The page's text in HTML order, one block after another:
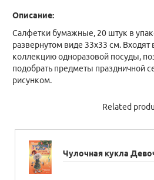
Описание:
Салфетки бумажные, 20 штук в
развернутом виде 33х33 см.
коллекцию одноразовой посуды,
подобрать предметы праздничной
рисунком.
Related
Чулочная кукла